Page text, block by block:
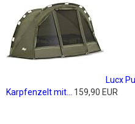
Lucx
Karpfenzelt mit...
159,90 EUR